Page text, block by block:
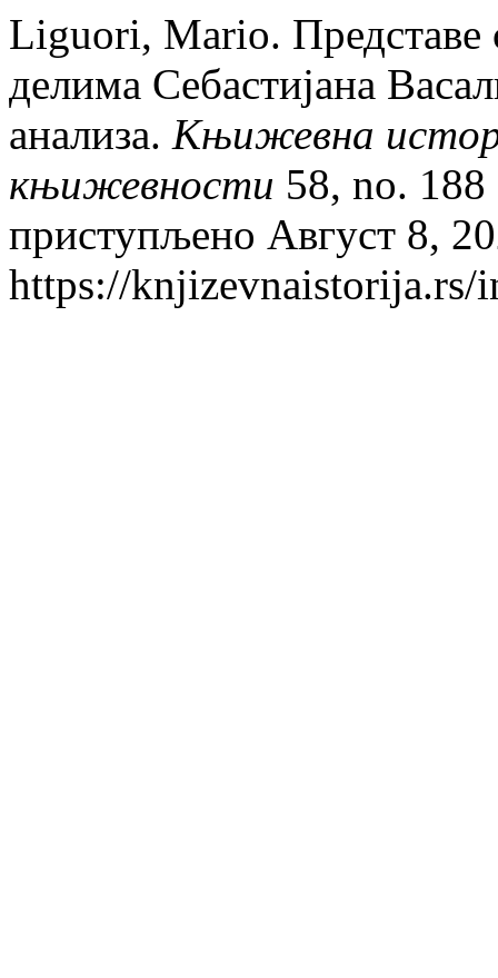
Liguori, Mario. Представе
делима Себастијана
анализа. Књижевна
књижевности 58, no.
приступљено Август 8,
https://knjizevnaistorija.rs/